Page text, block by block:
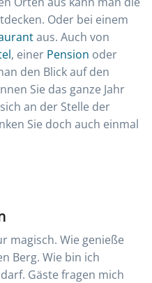
Oder bei einem
aus. Auch von
, einer Pension oder
den Blick auf den
Sie das ganze Jahr
an der Stelle der
Sie doch auch einmal
magisch. Wie genieße
Berg. Wie bin ich
Gäste fragen mich